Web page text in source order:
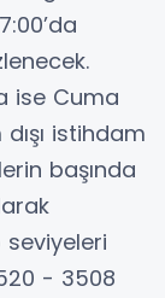
ise Cuma
istihdam
başında
- 3508